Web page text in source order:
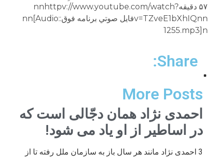
۵۷ دقيقهnnhttpv://www.youtube.com/watch?
v=TZveE1bXhIQnnفايل صوتي برنامه فوق:nn[Audio:
1255.mp3]n
Share:
More Posts
احمدی نژاد همان دجّالی است که
در اساطیر از او یاد می شود!
3 احمدی نژاد مانند هر سال باز به سازمان ملل رفته تا از